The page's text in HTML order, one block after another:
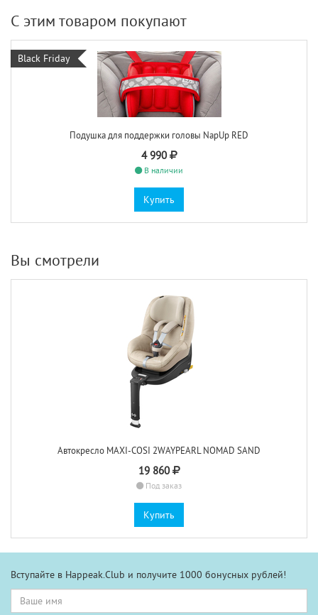
С этим товаром покупают
Black Friday
Подушка для поддержки головы NapUp RED
4 990
В наличии
Купить
Вы смотрели
Автокресло MAXI-COSI 2WAYPEARL NOMAD SAND
19 860
Под заказ
Купить
Вступайте в Happeak.Club и получите 1000 бонусных рублей!